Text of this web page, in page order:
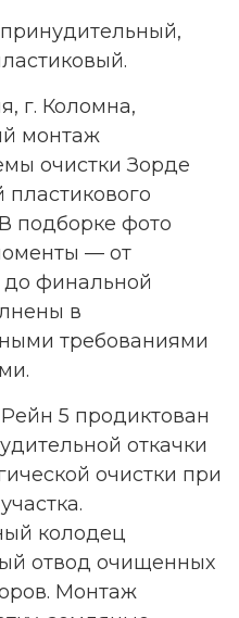
г. Коломна,
монтаж
очистки Зорде
пластикового
подборке фото
— от
финальной
в
требованиями
5 продиктован
откачки
очистки при
колодец
отвод очищенных
Монтаж